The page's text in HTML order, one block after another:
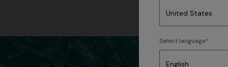
Select language
Vestidos Party